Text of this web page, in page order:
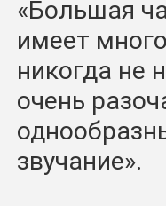
«Большая
имеет
никогда не
очень
звучание».